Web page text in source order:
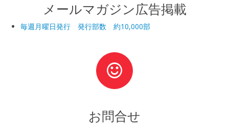
メールマガジン広告掲載
毎週月曜日発行 発行部数 約10,000部
お問合せ